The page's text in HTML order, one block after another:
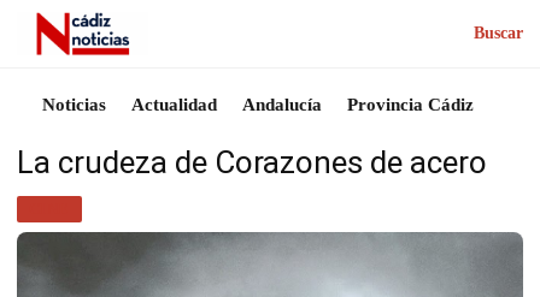
Buscar
Noticias Actualidad Andalucía Provincia Cádiz
La crudeza de Corazones de acero